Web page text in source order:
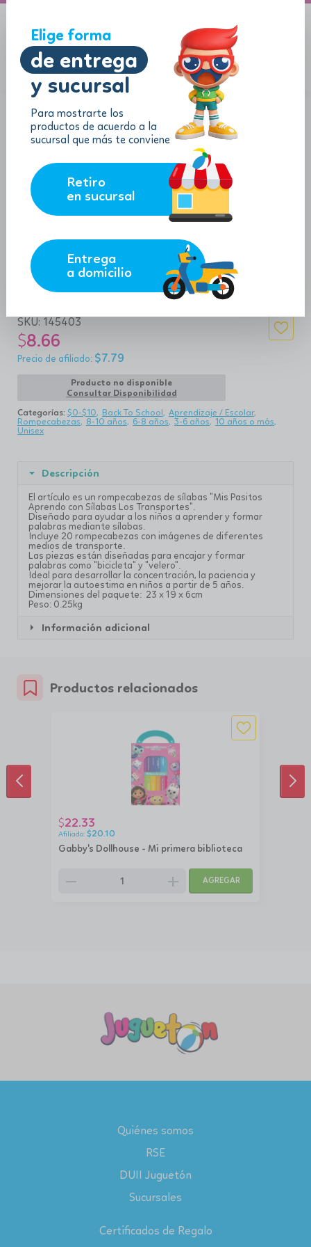
Elige forma
de entrega
y sucursal
Para mostrarte los
productos de acuerdo a la
sucursal que más te conviene
Retiro
en sucursal
Entrega
a domicilio
Aprendo con Sílabas "Los
SKU: 145403
$8.66
$7.79
Producto no disponible
Consultar Disponibilidad
Categorías: $0-$10 Back To School Aprendizaje / Escolar
Rompecabezas
8-10 años 6-8 años 3-6 años
10 años o más
Unisex
Descripción
El artículo es un rompecabezas de sílabas "Mis Pasitos
Aprendo con Sílabas Los Transportes".
Diseñado para ayudar a los niños a aprender y formar
palabras mediante sílabas.
Incluye 20 rompecabezas con imágenes de diferentes
medios de transporte.
Las piezas están diseñadas para encajar y formar
palabras como "bicicleta" y "velero".
Ideal para desarrollar la concentración, la paciencia y
mejorar la autoestima en niños a partir de 5 años.
Dimensiones del paquete: 23 x 19 x 6cm
Peso: 0.25kg
Información adicional
Productos relacionados
Gabby's Dollhouse - Mi primera biblioteca
$22.33
$20.10
remove add AGREGAR
ANTERIOR
Quiénes somos
RSE
DUII Juguetón
Sucursales
Certificados de Regalo